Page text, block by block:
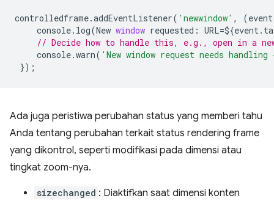
controlledframe.addEventListener( 'newwindow' , (event
console. log(New window requested : URL=${event.
// Decide how to handle this, e.g., open in a
console.warn( 'New window request needs
});
Ada juga peristiwa perubahan status yang memberi tahu
Anda tentang perubahan terkait status rendering frame
yang dikontrol, seperti modifikasi pada dimensi atau
tingkat zoom-nya.
sizechanged : Diaktifkan saat dimensi konten